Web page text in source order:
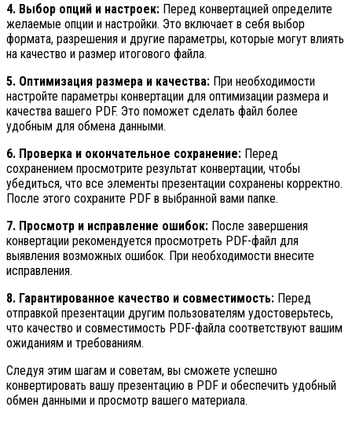
4. Выбор опций и настроек: Перед конвертацией определите
желаемые опции и настройки. Это включает в себя выбор
формата, разрешения и другие параметры, которые могут влиять
на качество и размер итогового файла.
5. Оптимизация размера и качества: При необходимости
настройте параметры конвертации для оптимизации размера и
качества вашего PDF. Это поможет сделать файл более
удобным для обмена данными.
6. Проверка и окончательное сохранение: Перед
сохранением просмотрите результат конвертации, чтобы
убедиться, что все элементы презентации сохранены корректно.
После этого сохраните PDF в выбранной вами папке.
7. Просмотр и исправление ошибок: После завершения
конвертации рекомендуется просмотреть PDF-файл для
выявления возможных ошибок. При необходимости внесите
исправления.
8. Гарантированное качество и совместимость: Перед
отправкой презентации другим пользователям удостоверьтесь,
что качество и совместимость PDF-файла соответствуют вашим
ожиданиям и требованиям.
Следуя этим шагам и советам, вы сможете успешно
конвертировать вашу презентацию в PDF и обеспечить удобный
обмен данными и просмотр вашего материала.